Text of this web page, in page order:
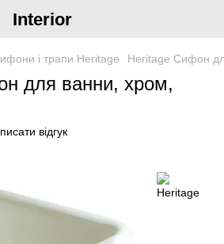
Interior
і трапи Heritage Heritage Сифон
для ванни, хром,
відгук